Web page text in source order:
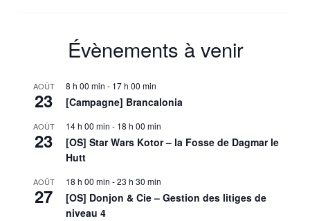
Évènements à venir
AOÛT
23
8 h 00 min - 17 h 00 min
[Campagne] Brancalonia
AOÛT
23
14 h 00 min - 18 h 00 min
[OS] Star Wars Kotor – la Fosse de Dagmar le
Hutt
AOÛT
27
18 h 00 min -23 h 30 min
[OS] Donjon & Cie – Gestion des litiges de
niveau 4